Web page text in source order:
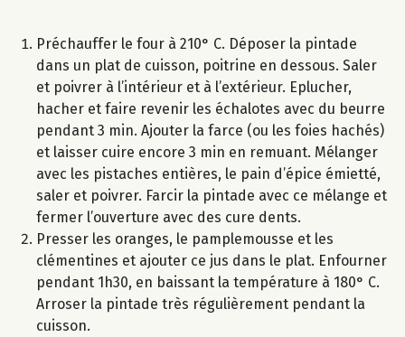
Préchauffer le four à 210° C. Déposer la pintade
dans un plat de cuisson, poitrine en dessous. Saler
et poivrer à l’intérieur et à l’extérieur. Eplucher,
hacher et faire revenir les échalotes avec du beurre
pendant 3 min. Ajouter la farce (ou les foies hachés)
et laisser cuire encore 3 min en remuant. Mélanger
avec les pistaches entières, le pain d’épice émietté,
saler et poivrer. Farcir la pintade avec ce mélange et
fermer l’ouverture avec des cure dents.
Presser les oranges, le pamplemousse et les
clémentines et ajouter ce jus dans le plat. Enfourner
pendant 1h30, en baissant la température à 180° C.
Arroser la pintade très régulièrement pendant la
cuisson.